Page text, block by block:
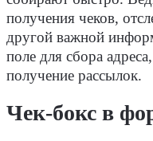
получения чеков,
другой важной
поле для сбора
получение рассылок.
Чек-бокс в